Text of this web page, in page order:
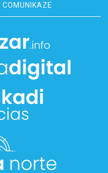
COMUNIKAZE